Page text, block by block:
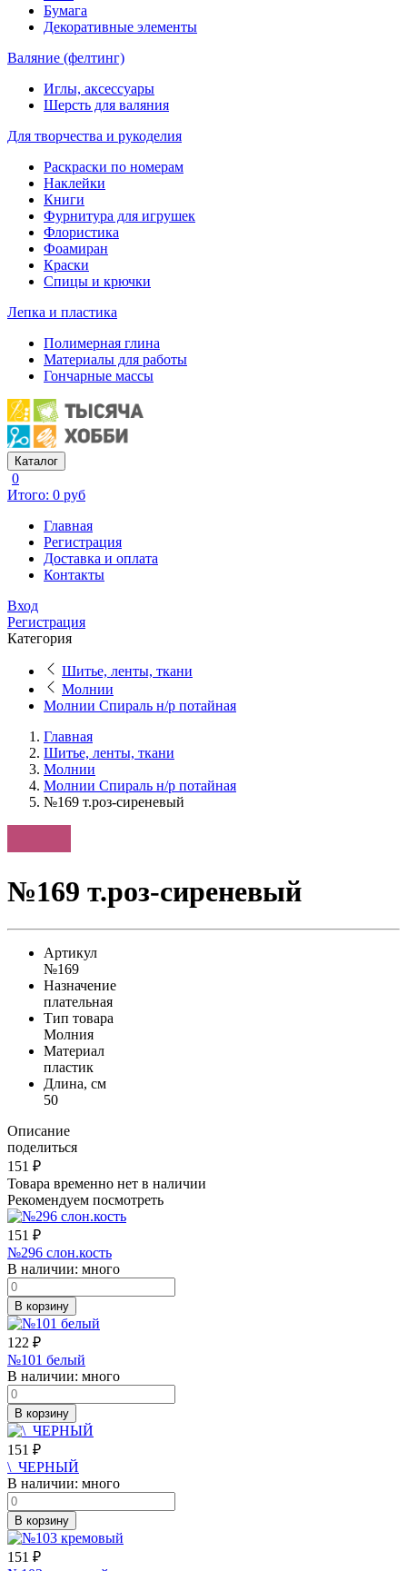
Бумага
Декоративные элементы
Валяние (фелтинг)
Иглы, аксессуары
Шерсть для валяния
Для творчества и рукоделия
Раскраски по номерам
Наклейки
Книги
Фурнитура для игрушек
Флористика
Фоамиран
Краски
Спицы и крючки
Лепка и пластика
Полимерная глина
Материалы для работы
Гончарные массы
Каталог
0
Итого: 0 руб
Главная
Регистрация
Доставка и оплата
Контакты
Вход
Регистрация
Категория
Шитье, ленты, ткани
Молнии
Молнии Спираль н/р потайная
Главная
Шитье, ленты, ткани
Молнии
Молнии Спираль н/р потайная
№169 т.роз-сиреневый
№169 т.роз-сиреневый
Артикул
№169
Назначение
плательная
Тип товара
Молния
Материал
пластик
Длина, см
50
Описание
поделиться
151 ₽
Товара временно нет в наличии
Рекомендуем посмотреть
151 ₽
№296 слон.кость
В наличии: много
В корзину
122 ₽
№101 белый
В наличии: много
В корзину
151 ₽
\_ЧЕРНЫЙ
В наличии: много
В корзину
151 ₽